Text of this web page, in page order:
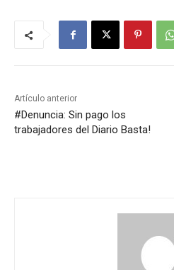
Artículo anterior
#Denuncia: Sin pago los
trabajadores del Diario Basta!